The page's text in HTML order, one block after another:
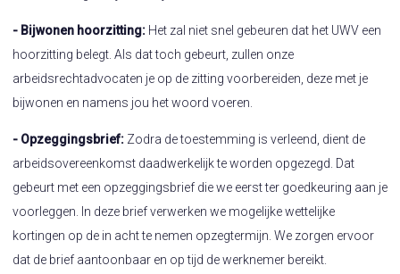
- Bijwonen hoorzitting: Het zal niet snel gebeuren dat het UWV een
hoorzitting belegt. Als dat toch gebeurt, zullen onze
arbeidsrechtadvocaten je op de zitting voorbereiden, deze met je
bijwonen en namens jou het woord voeren.
- Opzeggingsbrief: Zodra de toestemming is verleend, dient de
arbeidsovereenkomst daadwerkelijk te worden opgezegd. Dat
gebeurt met een opzeggingsbrief die we eerst ter goedkeuring aan je
voorleggen. In deze brief verwerken we mogelijke wettelijke
kortingen op de in acht te nemen opzegtermijn. We zorgen ervoor
dat de brief aantoonbaar en op tijd de werknemer bereikt.